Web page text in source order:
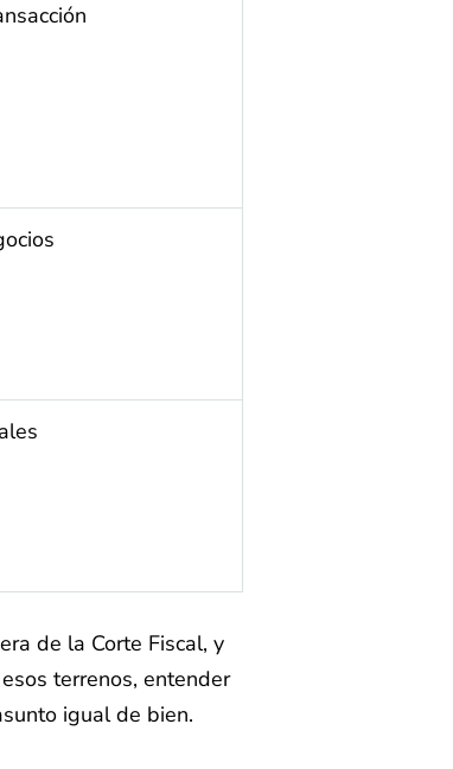
de la Corte Fiscal, y
terrenos, entender
igual de bien.